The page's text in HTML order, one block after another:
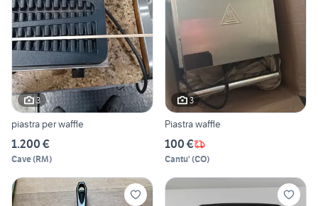
3
piastra per waffle
1.200 €
Cave(RM)
3
Piastra waffle
100 €
Cantu' (CO)